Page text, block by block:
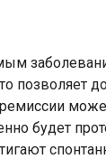
позволяет
будет